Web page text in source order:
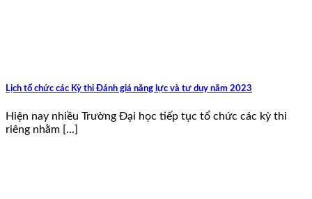
Lịch tổ chức các Kỳ thi Đánh giá năng lực và tư duy năm 2023
Hiện nay nhiều Trường Đại học tiếp tục tổ chức các kỳ thi
riêng nhằm [...]